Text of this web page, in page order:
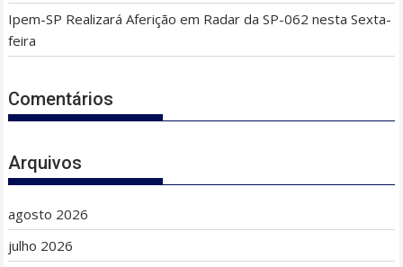
Ipem-SP Realizará Aferição em Radar da SP-062 nesta Sexta-
feira
Comentários
Arquivos
agosto 2026
julho 2026